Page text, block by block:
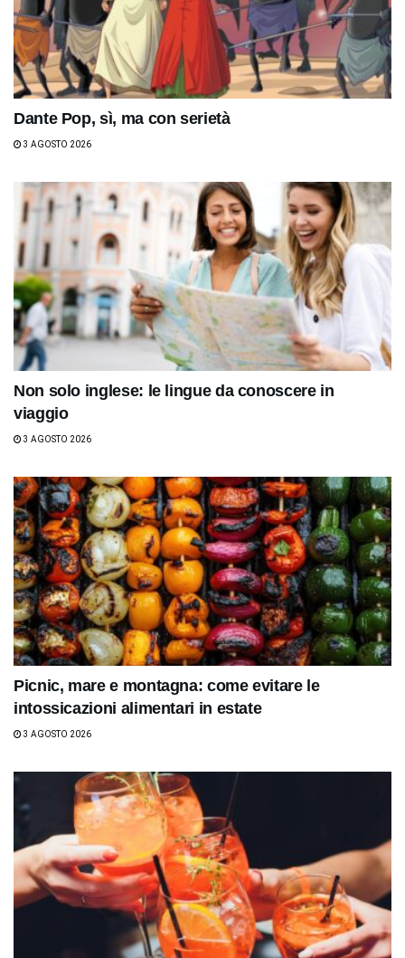
Dante Pop, sì, ma con serietà
3 AGOSTO 2026
Non solo inglese: le lingue da conoscere in
viaggio
3 AGOSTO 2026
Picnic, mare e montagna: come evitare le
intossicazioni alimentari in estate
3 AGOSTO 2026